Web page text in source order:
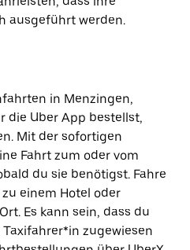
ausgeführt werden.
in Menzingen,
die Uber App bestellst,
Mit der sofortigen
Fahrt zum oder vom
du sie benötigst. Fahre
einem Hotel oder
Es kann sein, dass du
zugewiesen